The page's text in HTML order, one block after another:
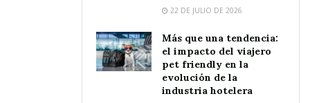
22 DE JULIO DE 2026
Más que una tendencia:
el impacto del viajero
pet friendly en la
evolución de la
industria hotelera